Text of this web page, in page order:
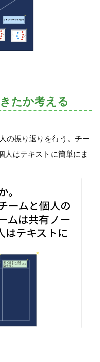
たか考える
の振り返りを行う。チー
人はテキストに簡単にま